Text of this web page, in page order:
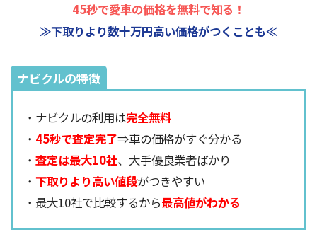
45秒で愛車の価格を無料で知る！
≫下取りより数十万円高い価格がつくことも≪
ナビクルの特徴
・ナビクルの利用は完全無料
・ 45秒で査定完了⇒車の価格がすぐ分かる
・査定は最大10社、大手優良業者ばかり
・下取りより高い値段がつきやすい
・最大10社で比較するから最高値がわかる